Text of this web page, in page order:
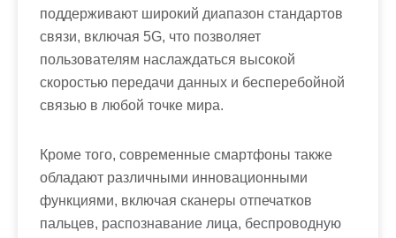
поддерживают широкий диапазон стандартов
связи, включая 5G, что позволяет
пользователям наслаждаться высокой
скоростью передачи данных и бесперебойной
связью в любой точке мира.
Кроме того, современные смартфоны также
обладают различными инновационными
функциями, включая сканеры отпечатков
пальцев, распознавание лица, беспроводную